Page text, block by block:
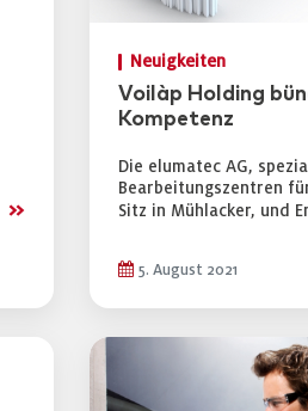
>>
Neuigkeiten
Voilàp Holding
Kompetenz
Die elumatec AG,
Bearbeitungszentren
Sitz in Mühlacker, und
5. August 2021